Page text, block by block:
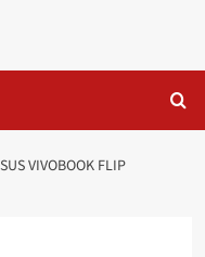
VIVOBOOK FLIP